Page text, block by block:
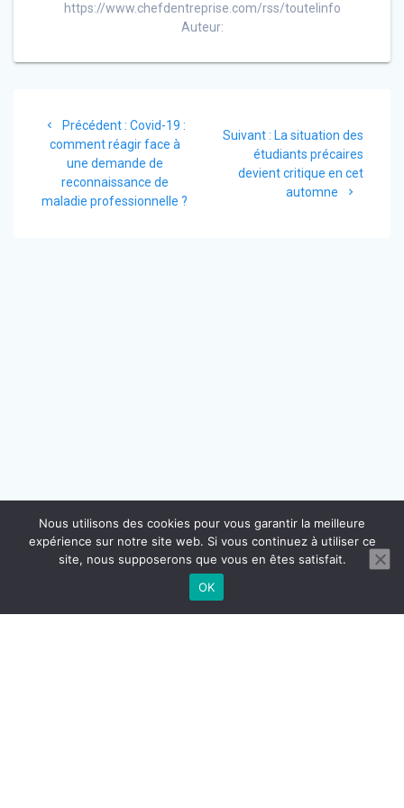
https://www.chefdentreprise.com/rss/toutelinfo
Auteur:
de
l’article
Précédent : Article
précédent
:
Covid-19 :
comment réagir face à
une demande de
reconnaissance de
maladie professionnelle ?
Suivant : Article
suivant
:
La situation des
étudiants précaires
devient critique en cet
automne
Nous utilisons des cookies pour vous garantir la meilleure
expérience sur notre site web. Si vous continuez à utiliser ce
site, nous supposerons que vous en êtes satisfait.
OK